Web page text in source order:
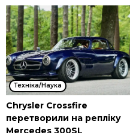
Техніка/Наука
Chrysler Crossfire
перетворили на репліку
Mercedes 300SL